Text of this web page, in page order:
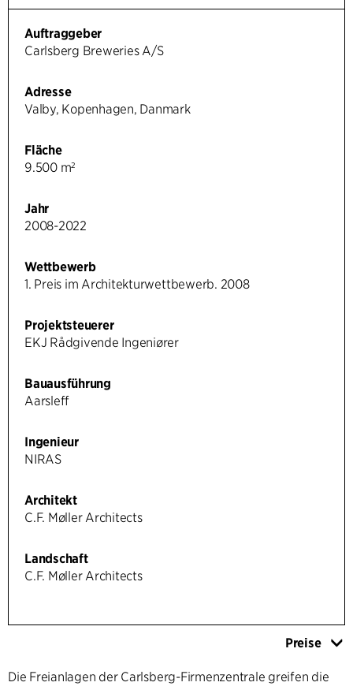
Auftraggeber
Carlsberg Breweries A/S
Adresse
Valby, Kopenhagen, Danmark
Fläche
9.500 m²
Jahr
2008-2022
Wettbewerb
1. Preis im Architekturwettbewerb. 2008
Projektsteuerer
EKJ Rådgivende Ingeniører
Bauausführung
Aarsleff
Ingenieur
NIRAS
Architekt
C.F. Møller Architects
Landschaft
C.F. Møller Architects
Preise
Die Freianlagen der Carlsberg-Firmenzentrale greifen die